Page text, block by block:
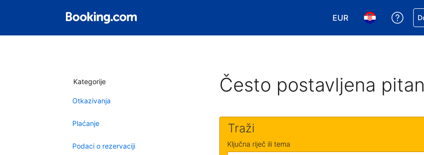
EUR
Odaberite valutu. Vaša
Odaberite
Kategorije
Otkazivanja
Plaćanje
Podaci o rezervaciji
Često postavljena
Traži
Ključna riječ ili tema